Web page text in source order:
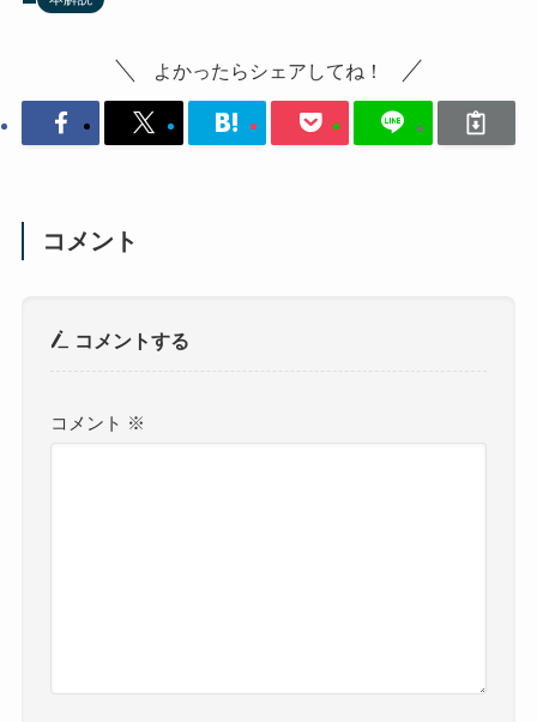
よかったらシェアしてね！
コメント
コメントする
コメント ※